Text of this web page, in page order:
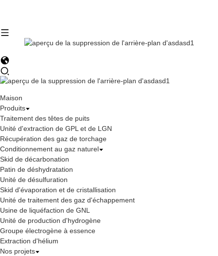
Maison
Produits
Traitement des têtes de puits
Unité d'extraction de GPL et de LGN
Récupération des gaz de torchage
Conditionnement au gaz naturel
Skid de décarbonation
Patin de déshydratation
Unité de désulfuration
Skid d'évaporation et de cristallisation
Unité de traitement des gaz d'échappement
Usine de liquéfaction de GNL
Unité de production d'hydrogène
Groupe électrogène à essence
Extraction d'hélium
Nos projets